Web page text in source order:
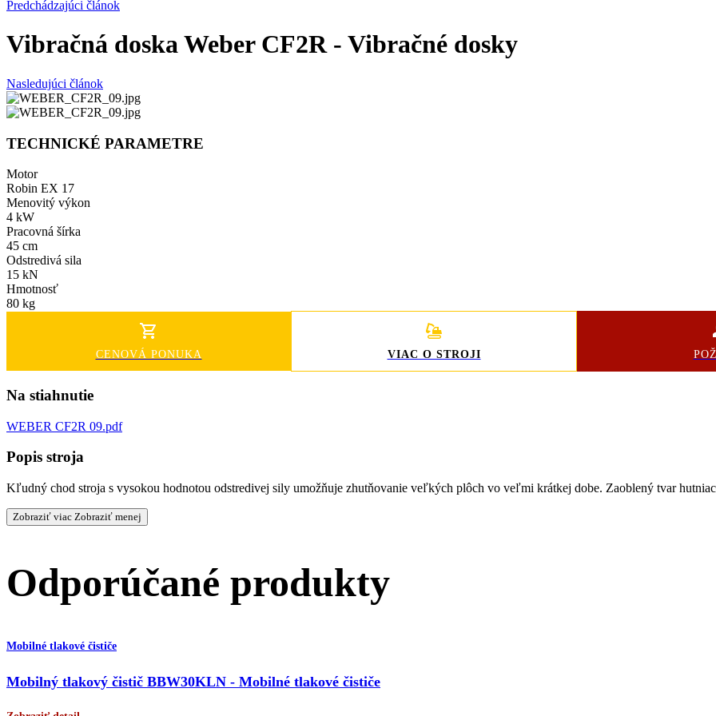
Predchádzajúci článok
Vibračná doska Weber CF2R - Vibračné dosky
Nasledujúci článok
TECHNICKÉ PARAMETRE
Motor
Robin EX 17
Menovitý výkon
4 kW
Pracovná šírka
45 cm
Odstredivá sila
15 kN
Hmotnosť
80 kg
CENOVÁ PONUKA VIAC O STROJI
Na stiahnutie
WEBER CF2R 09.pdf
Popis stroja
Kľudný chod stroja s vysokou hodnotou odstredivej sily umožňuje zhutňovanie veľkých plôch vo veľmi krátkej dobe. Zaoblený tvar
Zobraziť viac Zobraziť menej
Odporúčané produkty
Mobilné tlakové čističe
Mobilný tlakový čistič BBW30KLN - Mobilné tlakové čističe